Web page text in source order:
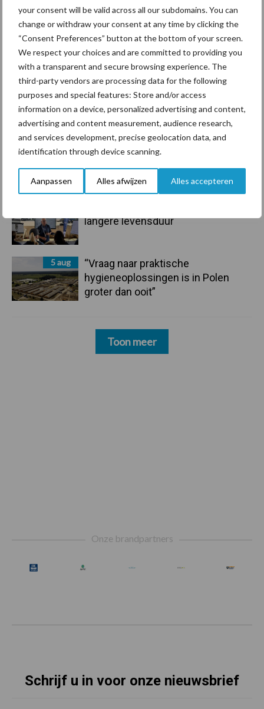
your consent will be valid across all our subdomains. You can
change or withdraw your consent at any time by clicking the
“Consent Preferences” button at the bottom of your screen.
We respect your choices and are committed to providing you
with a transparent and secure browsing experience. The
third-party vendors are processing data for the following
purposes and special features: Store and/or access
information on a device, personalized advertising and content,
advertising and content measurement, audience research,
and services development, precise geolocation data, and
identification through device scanning.
Aanpassen Alles afwijzen Alles accepteren
Sidebar
7 aug
Grondstoffenmarkt blijft grillig:
droogte en geopolitiek houden
handel in de greep
7 aug
De speenhuid: een vaak
onderschatte risicofactor voor
mastitis
ForFarmers ziet volume en
Nederlandse markt
langere levensduur
5 aug
“Vraag naar praktische
hygieneoplossingen is in Polen
groter dan ooit”
Toon meer
Onze brandpartners
Schrijf u in voor onze nieuwsbrief